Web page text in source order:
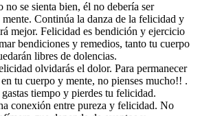
no se sienta bien, él no debería ser
Continúa la danza de la felicidad y
mejor. Felicidad es bendición y ejercicio
bendiciones y remedios, tanto tu cuerpo
libres de dolencias.
olvidarás el dolor. Para permanecer
tu cuerpo y mente, no pienses mucho!! .
tiempo y pierdes tu felicidad.
conexión entre pureza y felicidad. No